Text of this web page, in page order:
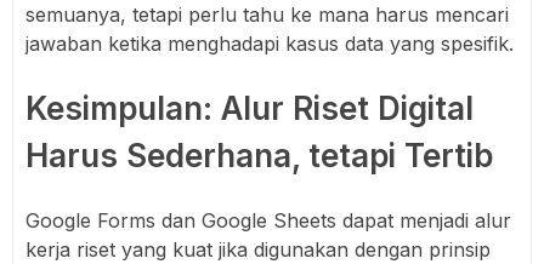
semuanya, tetapi perlu tahu ke mana harus mencari
jawaban ketika menghadapi kasus data yang spesifik.
Kesimpulan: Alur Riset Digital
Harus Sederhana, tetapi Tertib
Google Forms dan Google Sheets dapat menjadi alur
kerja riset yang kuat jika digunakan dengan prinsip